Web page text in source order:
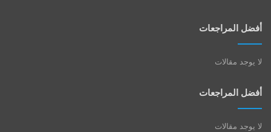
أفضل المراجعات
لا يوجد مقالات
أفضل المراجعات
لا يوجد مقالات